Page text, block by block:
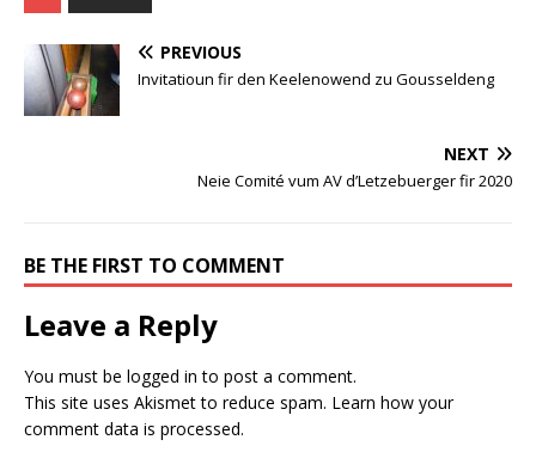
PREVIOUS
Invitatioun fir den Keelenowend zu Gousseldeng
NEXT
Neie Comité vum AV d’Letzebuerger fir 2020
BE THE FIRST TO COMMENT
Leave a Reply
You must be logged in to post a comment.
This site uses Akismet to reduce spam. Learn how your
comment data is processed.